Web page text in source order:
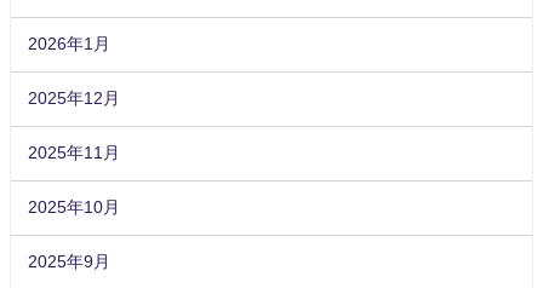
2026年1月
2025年12月
2025年11月
2025年10月
2025年9月